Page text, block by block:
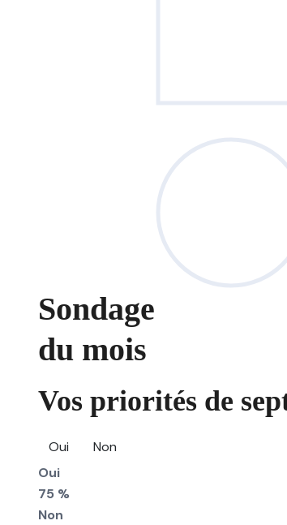
Sondage
du mois
Vos priorités de
Oui
Non
Oui
75 %
Non